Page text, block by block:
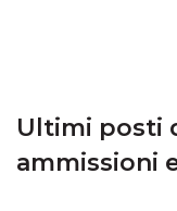
Ultimi posti
ammissioni